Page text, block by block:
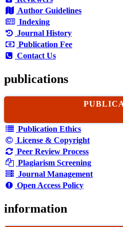
Author Guidelines
Indexing
Journal History
Publication Fee
Contact Us
publications
Publication Ethics
License & Copyright
Peer Review Process
Plagiarism Screening
Journal Management
Open Access Policy
information